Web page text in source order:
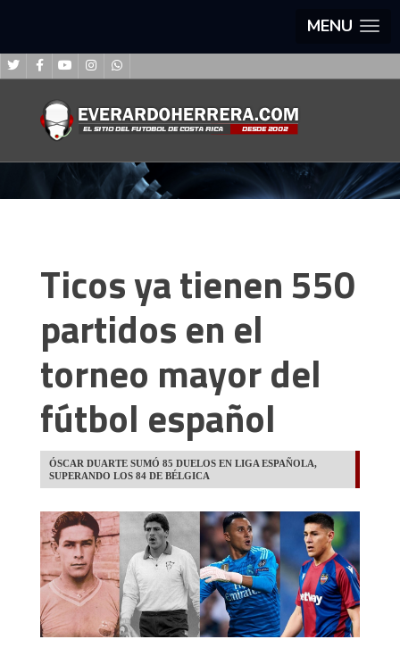
MENU
Ticos ya tienen 550
partidos en el
torneo mayor del
fútbol español
ÓSCAR DUARTE SUMÓ 85 DUELOS EN LIGA ESPAÑOLA,
SUPERANDO LOS 84 DE BÉLGICA